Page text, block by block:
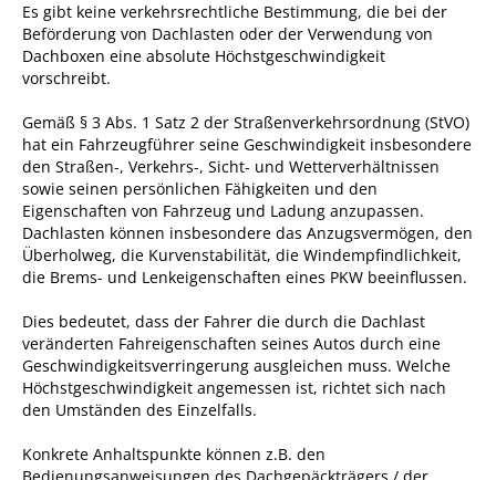
Es gibt keine verkehrsrechtliche Bestimmung, die bei der
Beförderung von Dachlasten oder der Verwendung von
Dachboxen eine absolute Höchstgeschwindigkeit
vorschreibt.
Gemäß § 3 Abs. 1 Satz 2 der Straßenverkehrsordnung (StVO)
hat ein Fahrzeugführer seine Geschwindigkeit insbesondere
den Straßen-, Verkehrs-, Sicht- und Wetterverhältnissen
sowie seinen persönlichen Fähigkeiten und den
Eigenschaften von Fahrzeug und Ladung anzupassen.
Dachlasten können insbesondere das Anzugsvermögen, den
Überholweg, die Kurvenstabilität, die Windempfindlichkeit,
die Brems- und Lenkeigenschaften eines PKW beeinflussen.
Dies bedeutet, dass der Fahrer die durch die Dachlast
veränderten Fahreigenschaften seines Autos durch eine
Geschwindigkeitsverringerung ausgleichen muss. Welche
Höchstgeschwindigkeit angemessen ist, richtet sich nach
den Umständen des Einzelfalls.
Konkrete Anhaltspunkte können z.B. den